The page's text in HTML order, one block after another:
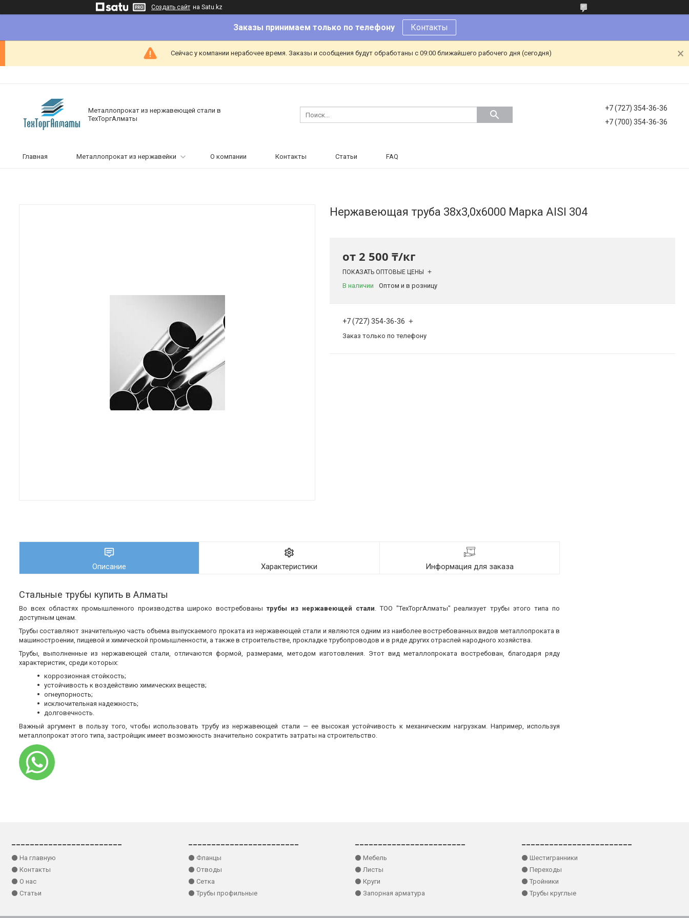
Создать сайт на Satu.kz
Заказы принимаем только по телефону Контакты
Сейчас у компании нерабочее время. Заказы и сообщения будут обработаны с 09:00 ближайшего рабочего дня (сегодня)
Металлопрокат из нержавеющей стали в
ТехТоргАлматы
+7 (727) 354-36-36
+7 (700) 354-36-36
Главная Металлопрокат из нержавейки О компании Контакты Статьи FAQ
Нержавеющая труба 38х3,0х6000 Марка AISI 304
от 2 500 ₸/кг
ПОКАЗАТЬ ОПТОВЫЕ ЦЕНЫ
В наличии Оптом и в розницу
+7 (727) 354-36-36
Заказ только по телефону
Описание Характеристики Информация для заказа
Стальные трубы купить в Алматы
Во всех областях промышленного производства широко востребованытрубы из нержавеющей стали. ТОО "ТехТоргАлматы" реализует трубы этого типа по
доступным ценам.
Трубы составляют значительную часть объема выпускаемого проката из нержавеющей стали и являются одним из наиболее востребованных видов металлопроката в
машиностроении, пищевой и химической промышленности, а также в строительстве, прокладке трубопроводов и в ряде других отраслей народного хозяйства.
Трубы, выполненные из нержавеющей стали, отличаются формой, размерами, методом изготовления. Этот вид металлопроката востребован, благодаря ряду
характеристик, среди которых:
коррозионная стойкость;
устойчивость к воздействию химических веществ;
огнеупорность;
исключительная надежность;
долговечность.
Важный аргумент в пользу того, чтобы использовать трубу из нержавеющей стали — ее высокая устойчивость к механическим нагрузкам. Например, используя
металлопрокат этого типа, застройщик имеет возможность значительно сократить затраты на строительство.
⚫ На главную
⚫ Контакты
⚫ О нас
⚫ Статьи
⚫ Фланцы
⚫ Отводы
⚫ Сетка
⚫ Трубы профильные
⚫ Мебель
⚫ Листы
⚫ Круги
⚫ Запорная арматура
⚫ Шестигранники
⚫ Переходы
⚫ Тройники
⚫ Трубы круглые